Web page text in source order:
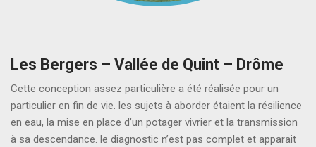
Les Bergers – Vallée de Quint – Drôme
Cette conception assez particulière a été réalisée pour un
particulier en fin de vie. les sujets à aborder étaient la résilience
en eau, la mise en place d’un potager vivrier et la transmission
à sa descendance. le diagnostic n’est pas complet et apparait